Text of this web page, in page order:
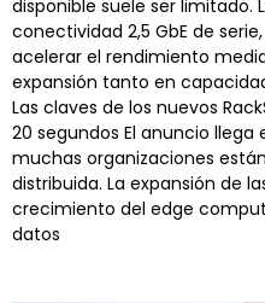
disponible suele ser limitado.
conectividad 2,5 GbE de
acelerar el rendimiento
expansión tanto en
Las claves de los nuevos
20 segundos El anuncio
muchas organizaciones
distribuida. La expansión de
crecimiento del edge
datos